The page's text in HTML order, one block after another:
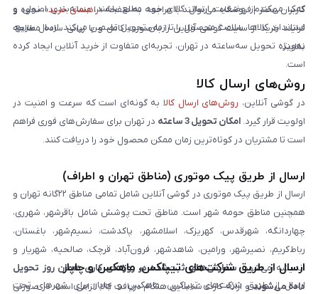
کمک می‌کند از وضعیت ارسال کالای خود مطلع باشند. بسته‌بندی اصولی و
استاندارد کالاها، سلامت محصول را تا زمان تحویل تضمین می‌کند. ارسال سریع،
به‌ویژه تحویل سه‌ساعته در تهران، تجربه‌ای متفاوت از خرید آنلاین ایجاد کرده
است.
کاربران محترم فروشگاه می‌توانند با مراجعه به صفحه «راهنمای خرید»، نحوه و
فرایند خرید از سایت گوشی آنلاین را به‌صورت کامل و با زبانی ساده مطالعه
نمایند.
روش‌های ارسال کالا
در گوشی آنلاین، روش‌های ارسال کالا به گونه‌ای است که سرعت و امنیت در
اولویت قرار گیرد. امکان تحویل 3 ساعته
در تهران برای سفارش‌های فوری فراهم
است تا مشتریان در کوتاه‌ترین زمان ممکن محصول خود را دریافت کنند.
ارسال از طریق پیک موتوری (مناطق تهران و اطراف)
ارسال از طریق پیک موتوری در گوشی آنلاین شامل تمامی مناطق ۲۲گانه تهران و
همچنین مناطق حومه شهر است. مناطق تحت پوشش شامل باقرشهر، شهرری،
چهاردانگه، شهرقدس، کهریزک، اسلامشهر، پاکدشت، نسیم‌شهر، باغستان،
رباط‌کریم، نصیرشهر، ورامین، شاهدشهر، فرون‌آباد، قرچک، صالحیه، شهریار و
اندیشه می‌شود. سفارش‌های ثبت‌شده در روزهای کاری همان روز تحویل
داده می‌شوندو ارائه کارت شناسایی هنگام دریافت کالا الزامی است. در صورتی
ارسال از طریق شرکت‌های تیپاکس، ماهکس و چاپار
ارسال از طریق شرکت‌های تیپاکس، ماهکس و چاپار برای شهرهای تحت